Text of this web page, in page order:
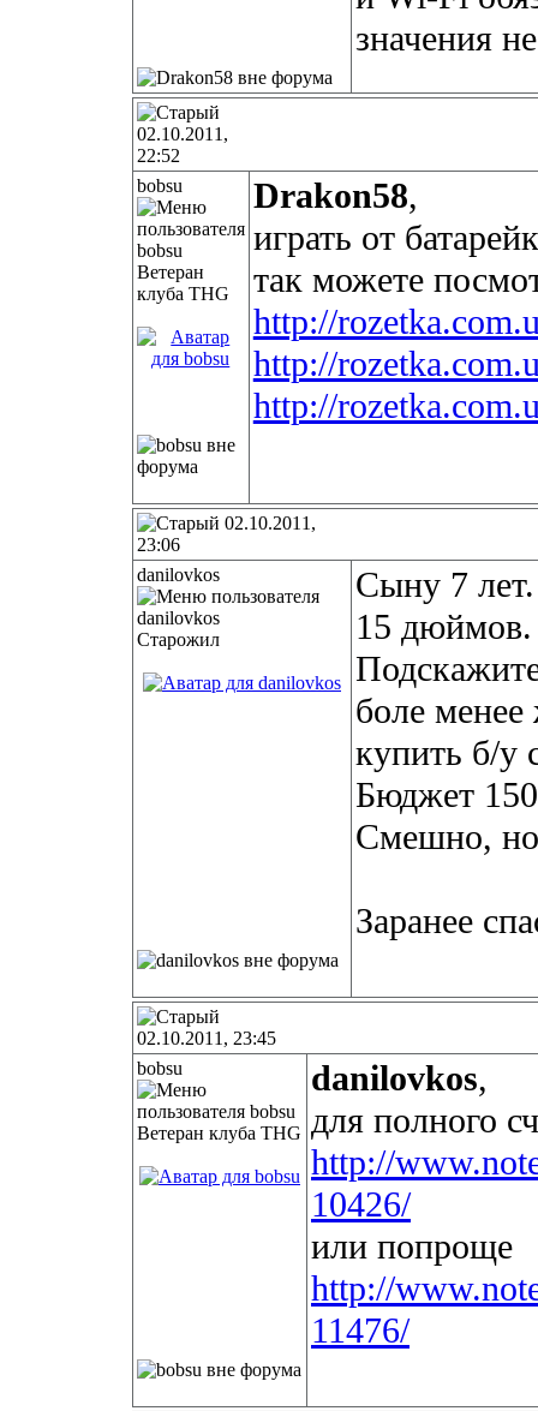
значения
02.10.2011,
22:52
bobsu
Ветеран
клуба THG
Drakon58,
играть от
так можете
http://
http://
http://
02.10.2011,
23:06
danilovkos
Старожил
Сыну 7
15 дюймов.
боле
купить б/у
Бюджет
Смешно, но
Заранее
02.10.2011, 23:45
bobsu
Ветеран клуба THG
danilovkos,
для полного
http://
10426/
или попроще
http://
11476/